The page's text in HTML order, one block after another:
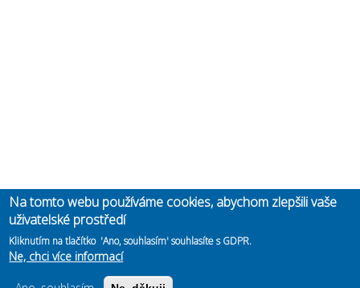
Na tomto webu používáme cookies, abychom zlepšili vaše
uživatelské prostředí
Kliknutím na tlačítko 'Ano, souhlasím' souhlasíte s GDPR.
Ne, chci více informací